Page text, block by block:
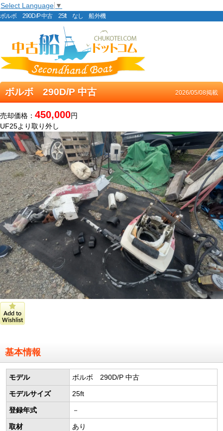
Select Language ▼
ボルボ 290D/P 中古 25ft なし 船外機
ボルボ 290D/P 中古 2026/05/08掲載
売却価格： 450,000円
UF25より取り外し
基本情報
モデル ボルボ 290D/P 中古
モデルサイズ 25ft
登録年式 －
取材 あり